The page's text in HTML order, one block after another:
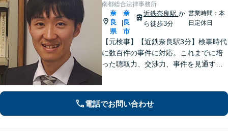
南都総合法律事務所
奈
良
県
|
奈
良
市
近鉄奈良駅 か
ら徒歩3分
営業時間：本
日定休日
【元検事】【近鉄奈良駅3分】検事時代
に数百件の事件に対応。これまでに培
った聴取力、交渉力、事件を見通す分
【法テラス利用可】
電話でお問い合わせ